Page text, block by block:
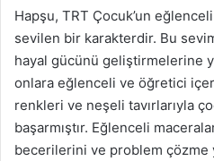
Hapşu, TRT Çocuk’un
sevilen bir karakterdir. Bu
hayal gücünü geliştirmelerine
onlara eğlenceli ve öğretici
renkleri ve neşeli tavırlarıyla
başarmıştır. Eğlenceli
becerilerini ve problem çözme